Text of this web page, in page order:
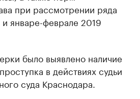
при рассмотрении ряда
январе-феврале 2019
было выявлено наличие
в действиях судьи
суда Краснодара.